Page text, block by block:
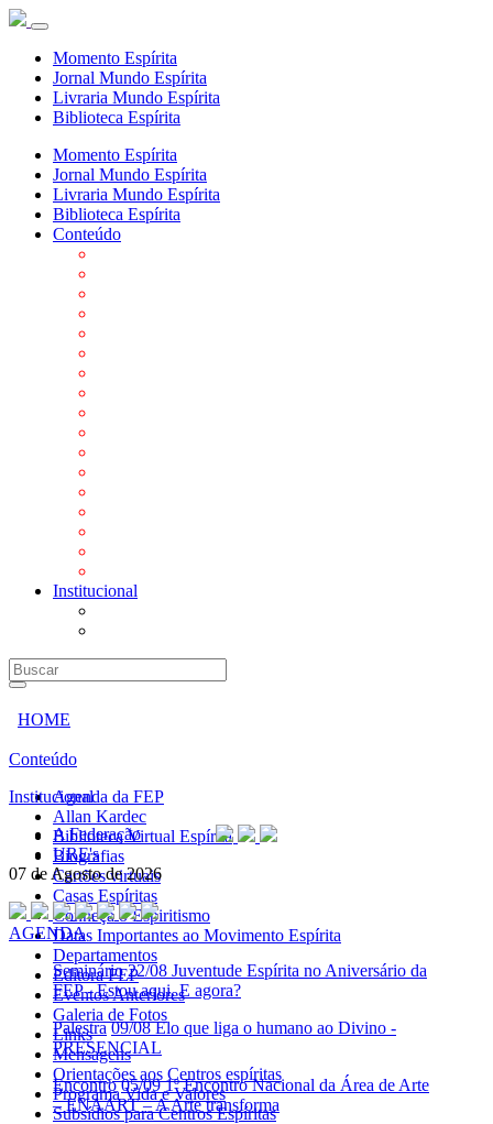
Momento Espírita
Jornal Mundo Espírita
Livraria Mundo Espírita
Biblioteca Espírita
Momento Espírita
Jornal Mundo Espírita
Livraria Mundo Espírita
Biblioteca Espírita
Conteúdo
Institucional
HOME
Conteúdo
Agenda da FEP
Allan Kardec
Biblioteca Virtual Espírita
Biografias
Cartões virtuais
Casas Espíritas
Conheça o Espiritismo
Datas Importantes ao Movimento Espírita
Departamentos
Editora FEP
Eventos Anteriores
Galeria de Fotos
Links
Mensagens
Orientações aos Centros espíritas
Programa Vida e Valores
Subsídios para Centros Espíritas
Institucional
A Federação
URE's
07 de Agosto de 2026
AGENDA
Seminário 22/08 Juventude Espírita no Aniversário da
FEP - Estou aqui. E agora?
Palestra 09/08 Elo que liga o humano ao Divino -
PRESENCIAL
Encontro 05/09 1º Encontro Nacional da Área de Arte
– ENAART – A Arte transforma